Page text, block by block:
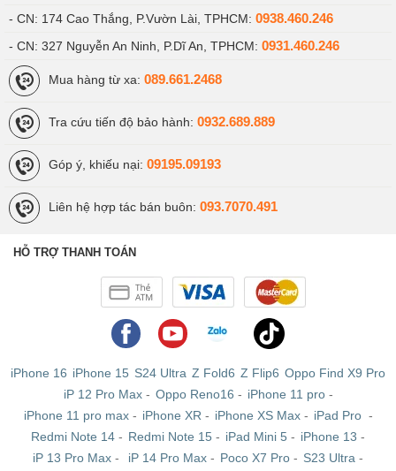
- CN: 174 Cao Thắng, P.Vườn Lài, TPHCM: 0938.460.246
- CN: 327 Nguyễn An Ninh, P.Dĩ An, TPHCM: 0931.460.246
Mua hàng từ xa: 089.661.2468
Tra cứu tiến độ bảo hành: 0932.689.889
Góp ý, khiếu nại: 09195.09193
Liên hệ hợp tác bán buôn: 093.7070.491
HỖ TRỢ THANH TOÁN
iPhone 16 iPhone 15 S24 Ultra Z Fold6 Z Flip6 Oppo Find X9 Pro
iP 12 Pro Max- Oppo Reno16 - iPhone 11 pro-
iPhone 11 pro max- iPhone XR- iPhone XS Max- iPad Pro -
Redmi Note 14 - Redmi Note 15 - iPad Mini 5 - iPhone 13 -
iP 13 Pro Max - iP 14 Pro Max - Poco X7 Pro - S23 Ultra -